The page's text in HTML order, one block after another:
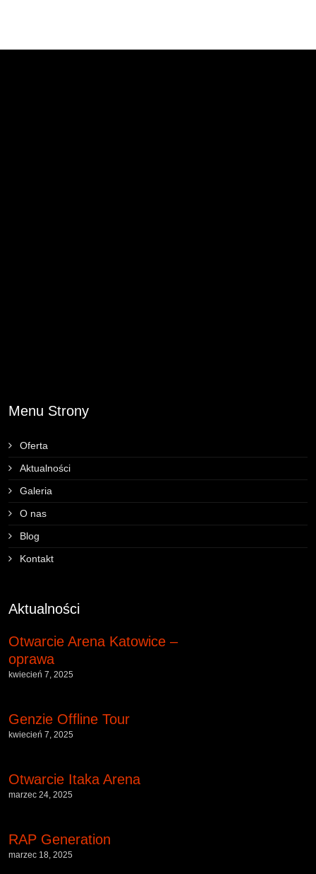
Menu Strony
Oferta
Aktualności
Galeria
O nas
Blog
Kontakt
Aktualności
Otwarcie Arena Katowice –
oprawa
kwiecień 7, 2025
Genzie Offline Tour
kwiecień 7, 2025
Otwarcie Itaka Arena
marzec 24, 2025
RAP Generation
marzec 18, 2025